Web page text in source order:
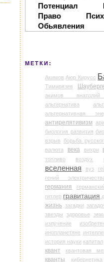
Потенциал
Право
Обьявления
МЕТКИ:
Акимов Аюр Кирусс
Тимирязев
акимов анатолий
альтернатива
альтернативная
антирелятивизм
биология развития
взрыв
борьба
валюта века вихри
топливо
воздух
вселенная
вуз
гений
германия
гитлер гравитация
жизнь загадки
звезды
здоровье
излучение
инопланетяне
история науки капитал
квант квантовая
кванты кибернетика